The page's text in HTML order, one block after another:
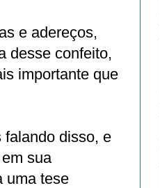
e adereços,
desse confeito,
importante que
falando disso, e
sua
uma tese